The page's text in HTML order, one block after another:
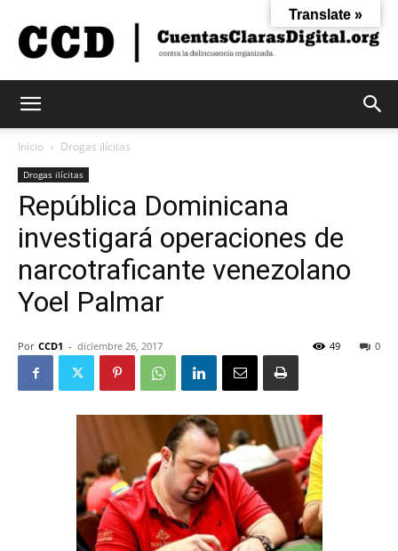
Claras
Digital
Inicio Drogas ilícitas
Drogas ilícitas
República Dominicana
investigará operaciones de
narcotraficante venezolano
Yoel Palmar
Por CCD1 - diciembre 26, 2017 0
49
Translate »